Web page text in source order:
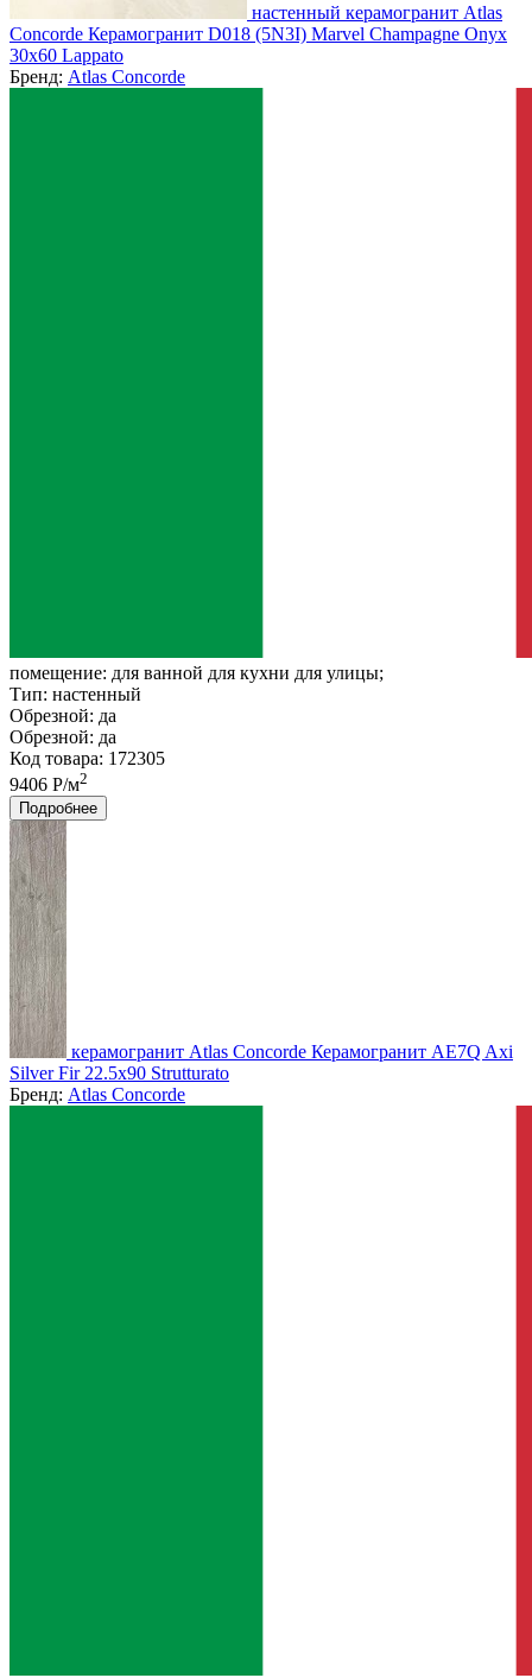
настенный керамогранит Atlas
Concorde Керамогранит D018 (5N3I) Marvel Champagne Onyx
30x60 Lappato
Бренд: Atlas Concorde
помещение: для ванной для кухни для улицы;
Тип: настенный
Обрезной: да
Обрезной: да
Код товара: 172305
9406 Р/м2
Подробнее
керамогранит Atlas Concorde Керамогранит AE7Q Axi
Silver Fir 22.5x90 Strutturato
Бренд: Atlas Concorde